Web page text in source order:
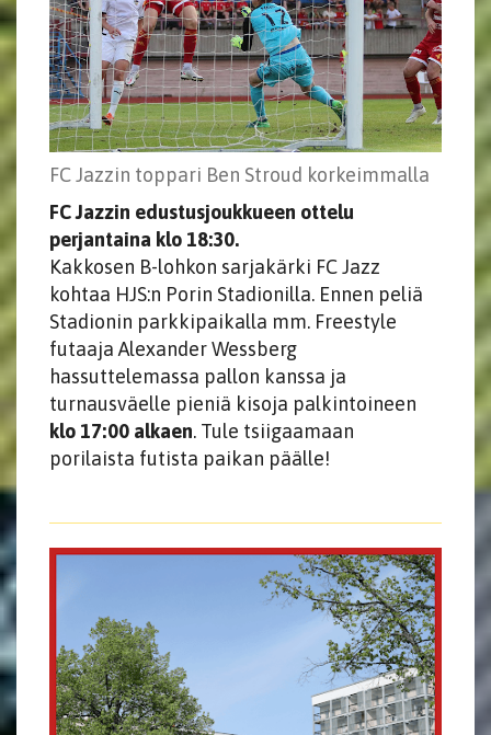
FC Jazzin toppari Ben Stroud korkeimmalla
FC Jazzin edustusjoukkueen ottelu
perjantaina klo 18:30.
Kakkosen B-lohkon sarjakärki FC Jazz
kohtaa HJS:n Porin Stadionilla. Ennen peliä
Stadionin parkkipaikalla mm. Freestyle
futaaja Alexander Wessberg
hassuttelemassa pallon kanssa ja
turnausväelle pieniä kisoja palkintoineen
klo 17:00 alkaen. Tule tsiigaamaan
porilaista futista paikan päälle!